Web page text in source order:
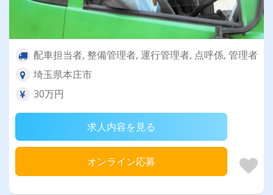
配車担当者, 整備管理者, 運行管理者, 点呼係, 管理者
埼玉県本庄市
30万円
求人内容を見る
オンライン応募